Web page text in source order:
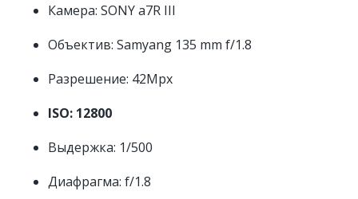
Камера: SONY a7R III
Объектив: Samyang 135 mm f/1.8
Разрешение: 42Mpx
ISO: 12800
Выдержка: 1/500
Диафрагма: f/1.8